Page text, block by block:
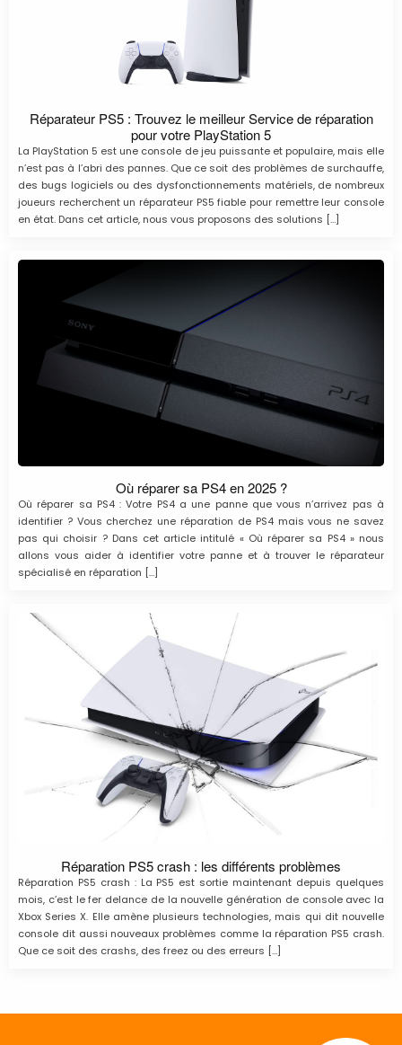
Réparateur PS5 : Trouvez le meilleur Service de réparation
pour votre PlayStation 5
La PlayStation 5 est une console de jeu puissante et populaire, mais elle
n’est pas à l’abri des pannes. Que ce soit des problèmes de surchauffe,
des bugs logiciels ou des dysfonctionnements matériels, de nombreux
joueurs recherchent un réparateur PS5 fiable pour remettre leur console
en état. Dans cet article, nous vous proposons des solutions […]
Où réparer sa PS4 en 2025 ?
Où réparer sa PS4 : Votre PS4 a une panne que vous n’arrivez pas à
identifier ? Vous cherchez une réparation de PS4 mais vous ne savez
pas qui choisir ? Dans cet article intitulé « Où réparer sa PS4 » nous
allons vous aider à identifier votre panne et à trouver le réparateur
spécialisé en réparation […]
Réparation PS5 crash : les différents problèmes
Réparation PS5 crash : La PS5 est sortie maintenant depuis quelques
mois, c’est le fer delance de la nouvelle génération de console avec la
Xbox Series X. Elle amène plusieurs technologies, mais qui dit nouvelle
console dit aussi nouveaux problèmes comme la réparation PS5 crash.
Que ce soit des crashs, des freez ou des erreurs […]